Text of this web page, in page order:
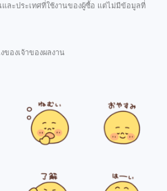
ละประเทศที่ใช้งานของผู้ซื้อ แต่ไม่มีข้อมูลที่
ของเจ้าของผลงาน